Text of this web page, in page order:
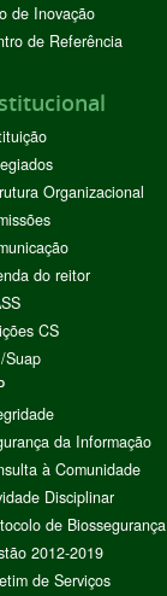
de Inovação
de Referência
Organizacional
do reitor
CS
Suap
da Informação
à Comunidade
Disciplinar
de Biossegurança
2012-2019
de Serviços